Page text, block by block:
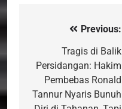
NavigasiPrevious:
Tragis di Balik
Persidangan: Hakim
Pembebas Ronald
Tannur Nyaris Bunuh